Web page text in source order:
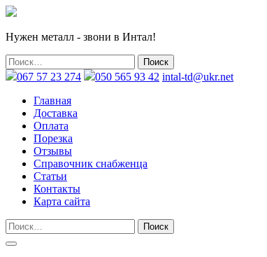
Нужен металл - звони в Интал!
067 57 23 274 050 565 93 42 intal-td@ukr.net
Главная
Доставка
Оплата
Порезка
Отзывы
Справочник снабженца
Статьи
Контакты
Карта сайта